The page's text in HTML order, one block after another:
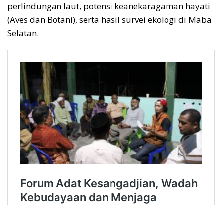
perlindungan laut, potensi keanekaragaman hayati
(Aves dan Botani), serta hasil survei ekologi di Maba
Selatan.